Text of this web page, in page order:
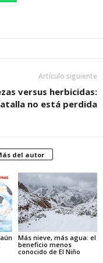
Artículo siguiente
versus herbicidas:
no está perdida
del autor
Más nieve, más agua: el
beneficio menos
conocido de El Niño